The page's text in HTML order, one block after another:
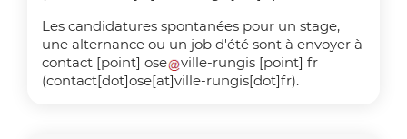
Les candidatures spontanées pour un stage,
une alternance ou un job d'été sont à envoyer à
contact [point] ose ville-rungis [point] fr
(contact[dot]ose[at]ville-rungis[dot]fr).